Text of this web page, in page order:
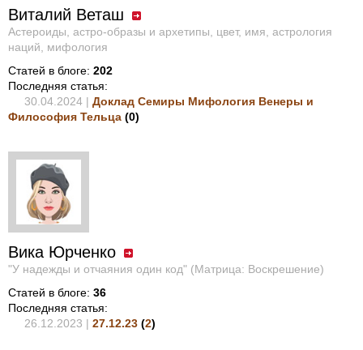
Виталий Веташ
Астероиды, астро-образы и архетипы, цвет, имя, астрология
наций, мифология
Статей в блоге: 202
Последняя статья:
30.04.2024 | Доклад Семиры Мифология Венеры и
Философия Тельца (0)
Вика Юрченко
"У надежды и отчаяния один код" (Матрица: Воскрешение)
Статей в блоге: 36
Последняя статья:
26.12.2023 | 27.12.23 (2)